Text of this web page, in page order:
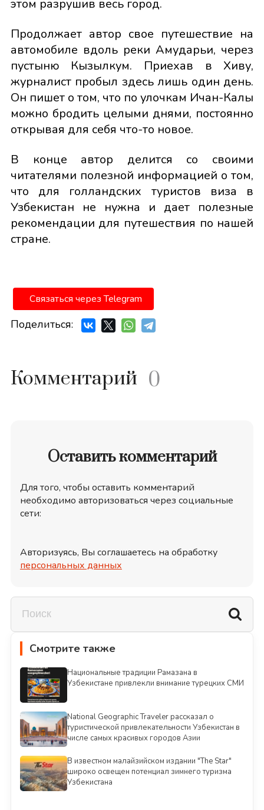
этом разрушив весь город.
Продолжает автор свое путешествие на
автомобиле вдоль реки Амударьи, через
пустыню Кызылкум. Приехав в Хиву,
журналист пробыл здесь лишь один день.
Он пишет о том, что по улочкам Ичан-Калы
можно бродить целыми днями, постоянно
открывая для себя что-то новое.
В конце автор делится со своими
читателями полезной информацией о том,
что для голландских туристов виза в
Узбекистан не нужна и дает полезные
рекомендации для путешествия по нашей
стране.
Связаться через Telegram
Поделиться:
Комментарий 0
Оставить комментарий
Для того, чтобы оставить комментарий
необходимо авторизоваться через социальные
сети:
Авторизуясь, Вы соглашаетесь на обработку
персональных данных
Смотрите также
Национальные традиции Рамазана в
Узбекистане привлекли внимание турецких СМИ
National Geographic Traveler рассказал о
туристической привлекательности Узбекистан в
числе самых красивых городов Азии
В известном малайзийском издании "The Star"
широко освещен потенциал зимнего туризма
Узбекистана